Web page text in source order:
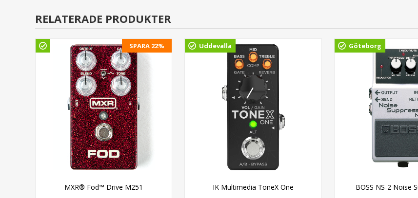
RELATERADE PRODUKTER
SPARA 22%
MXR® Fod™ Drive M251
Uddevalla
IK Multimedia ToneX One
Göteborg
BOSS NS-2 Noise